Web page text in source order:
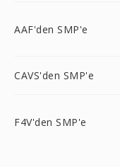
AAF'den SMP'e
CAVS'den SMP'e
F4V'den SMP'e